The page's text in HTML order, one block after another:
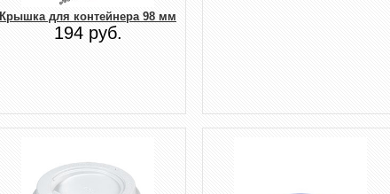
Крышка для контейнера 98 мм
194 руб.